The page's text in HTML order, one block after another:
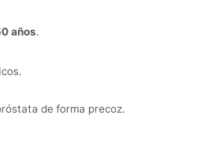
años.
de forma precoz.